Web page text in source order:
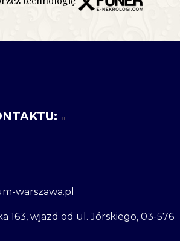
warszawa.pl
163, wjazd od ul. Jórskiego, 03-576